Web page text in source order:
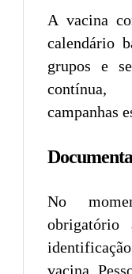
A vacina
calendário
grupos e
contínua,
campanhas
No
obrigatório
vacina.